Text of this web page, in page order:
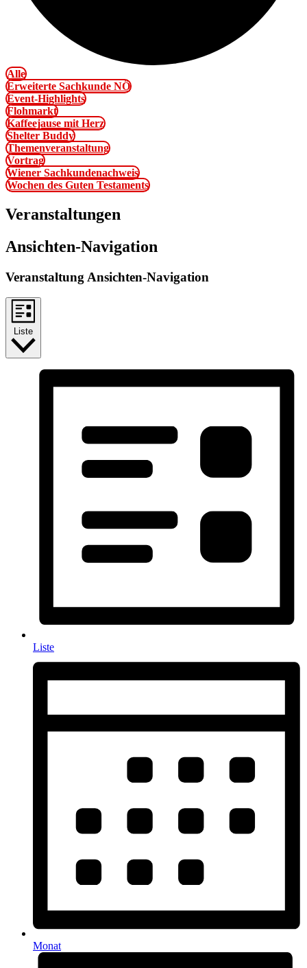
Alle
Erweiterte Sachkunde NÖ
Event-Highlights
Flohmarkt
Kaffeejause mit Herz
Shelter Buddy
Themenveranstaltung
Vortrag
Wiener Sachkundenachweis
Wochen des Guten Testaments
Veranstaltungen
Ansichten-Navigation
Veranstaltung Ansichten-Navigation
Liste
Liste
Monat